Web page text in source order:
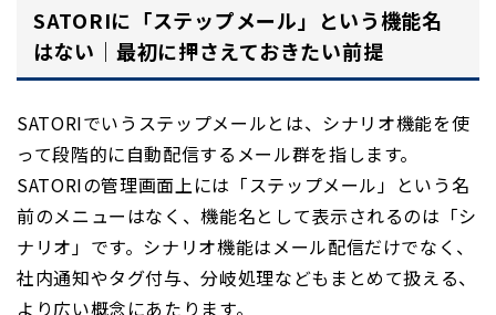
SATORIに「ステップメール」という機能名
はない｜最初に押さえておきたい前提
SATORIでいうステップメールとは、シナリオ機能を使
って段階的に自動配信するメール群を指します。
SATORIの管理画面上には「ステップメール」という名
前のメニューはなく、機能名として表示されるのは「シ
ナリオ」です。シナリオ機能はメール配信だけでなく、
社内通知やタグ付与、分岐処理などもまとめて扱える、
より広い概念にあたります。